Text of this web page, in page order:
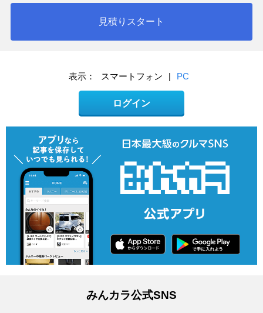
見積りスタート
表示： スマートフォン | PC
ログイン
みんカラ公式SNS